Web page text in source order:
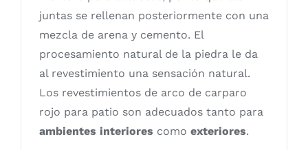
juntas se rellenan posteriormente con una
mezcla de arena y cemento. El
procesamiento natural de la piedra le da
al revestimiento una sensación natural.
Los revestimientos de arco de carparo
rojo para patio son adecuados tanto para
ambientes interiores como exteriores.